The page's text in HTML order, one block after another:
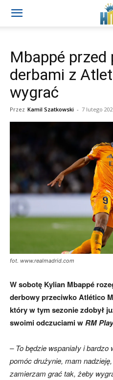
Mbappé przed
derbami z
wygrać
Przez Kamil Szatkowski - 7 lutego
fot. www.realmadrid.com
W sobotę Kylian Mbappé
derbowy przeciwko Atlético
który w tym sezonie zdobył
swoimi odczuciami wRM
– To będzie wspaniały i
pomóc drużynie, mam
zamierzam grać tak, żeby